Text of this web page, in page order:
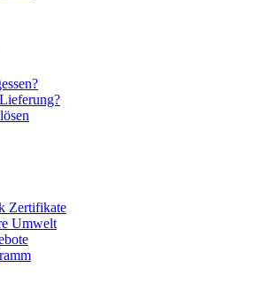
Zertifikate
Umwelt